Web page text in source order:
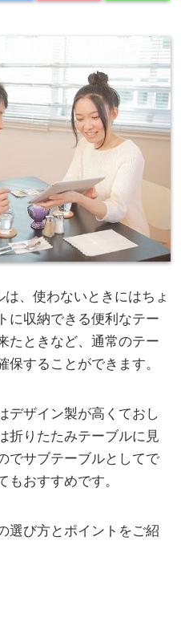
、使わないときにはちょ
に収納できる便利なテー
たときなど、通常のテー
保することができます。
デザイン製が高くておし
折りたたみテーブルに見
でサブテーブルとしてで
もおすすめです。
選び方とポイントをご紹